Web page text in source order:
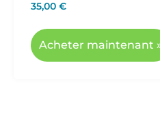
35,00 €
Acheter maintenant